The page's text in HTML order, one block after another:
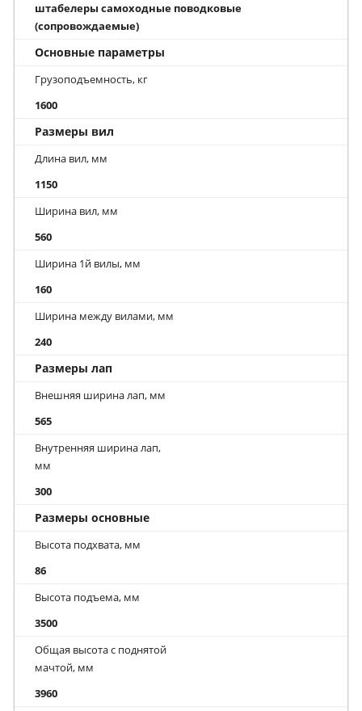
штабелеры самоходные поводковые
(сопровождаемые)
Основные параметры
Грузоподъемность, кг
1600
Размеры вил
Длина вил, мм
1150
Ширина вил, мм
560
Ширина 1й вилы, мм
160
Ширина между вилами, мм
240
Размеры лап
Внешняя ширина лап, мм
565
Внутренняя ширина лап,
мм
300
Размеры основные
Высота подхвата, мм
86
Высота подъема, мм
3500
Общая высота с поднятой
мачтой, мм
3960